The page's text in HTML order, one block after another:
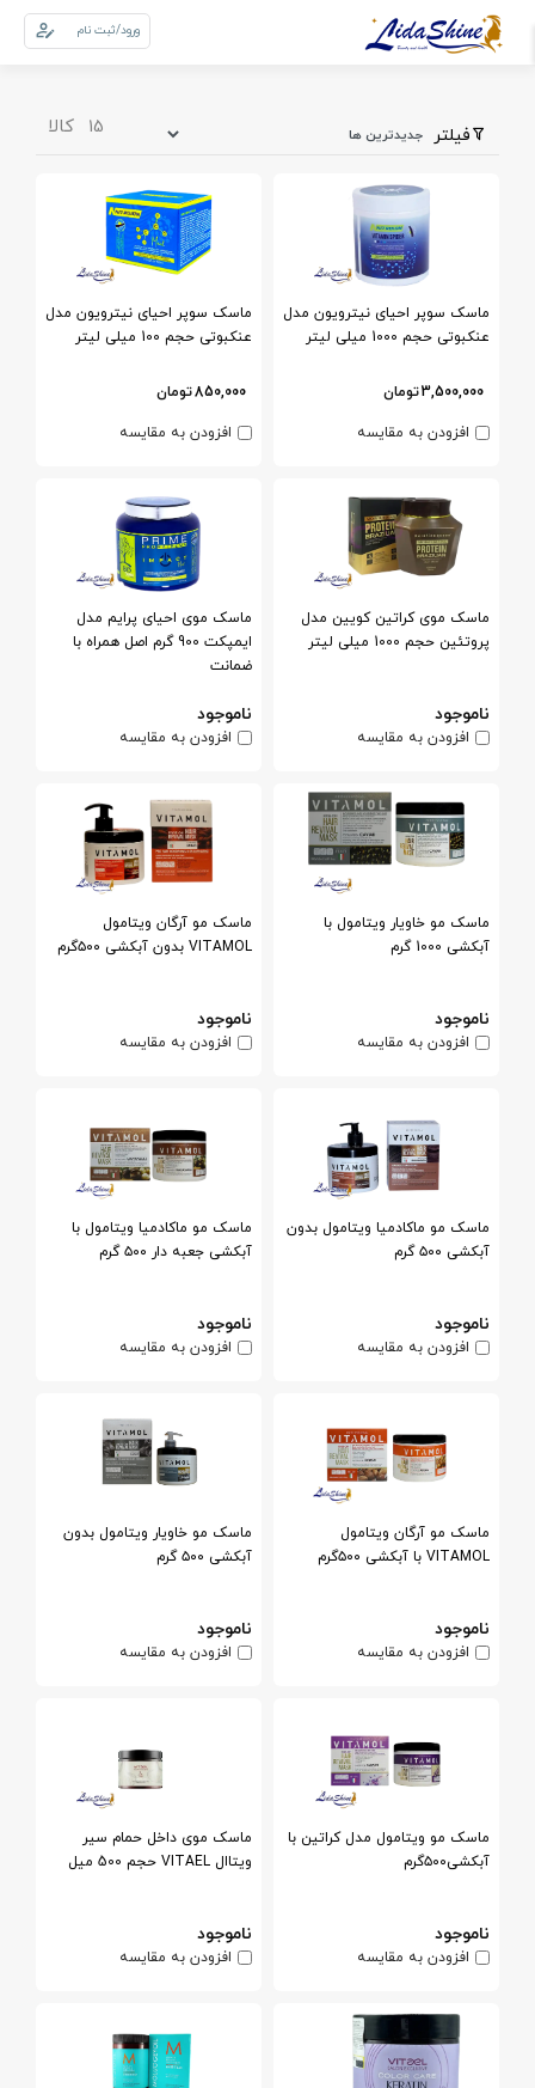
ورود/ثبت نام
سبد خرید
0
فیلتر 15 کالا
ماسک سوپر احیای نیترویون مدل
عنکبوتی حجم 1000 میلی لیتر
3,500,000تومان
افزودن به مقایسه
ماسک سوپر احیای نیترویون مدل
عنکبوتی حجم 100 میلی لیتر
850,000تومان
افزودن به مقایسه
ماسک موی کراتین کویین مدل
پروتئین حجم 1000 میلی لیتر
ناموجود
افزودن به مقایسه
ماسک موی احیای پرایم مدل
ایمپکت 900 گرم اصل همراه با
ضمانت
ناموجود
افزودن به مقایسه
ماسک مو خاویار ویتامول با
آبکشی 1000 گرم
ناموجود
افزودن به مقایسه
ماسک مو آرگان ویتامول
VITAMOL بدون آبکشی ۵۰۰گرم
ناموجود
افزودن به مقایسه
ماسک مو ماکادمیا ویتامول بدون
آبکشی ۵۰۰ گرم
ناموجود
افزودن به مقایسه
ماسک مو ماکادمیا ویتامول با
آبکشی جعبه دار ۵۰۰ گرم
ناموجود
افزودن به مقایسه
ماسک مو آرگان ویتامول
VITAMOL با آبکشی ۵۰۰گرم
ناموجود
افزودن به مقایسه
ماسک مو خاویار ویتامول بدون
آبکشی ۵۰۰ گرم
ناموجود
افزودن به مقایسه
ماسک مو ویتامول مدل کراتین با
آبکشی۵۰۰گرم
ناموجود
افزودن به مقایسه
ماسک موی داخل حمام سیر
ویتاال VITAEL حجم 500 میل
ناموجود
افزودن به مقایسه